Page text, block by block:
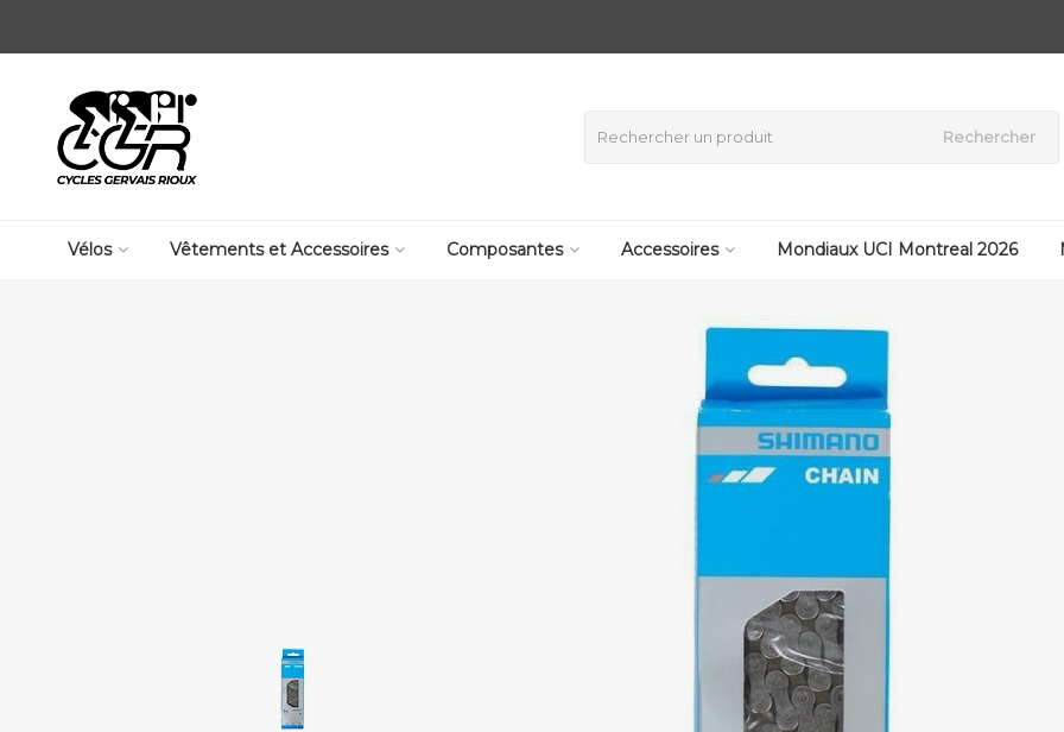
Rechercher
Vélos Vêtements et Accessoires Composantes Accessoires Mondiaux UCI Montreal 2026